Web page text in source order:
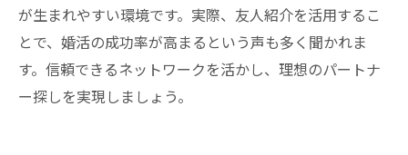
が生まれやすい環境です。実際、友人紹介を活用するこ
とで、婚活の成功率が高まるという声も多く聞かれま
す。信頼できるネットワークを活かし、理想のパートナ
ー探しを実現しましょう。